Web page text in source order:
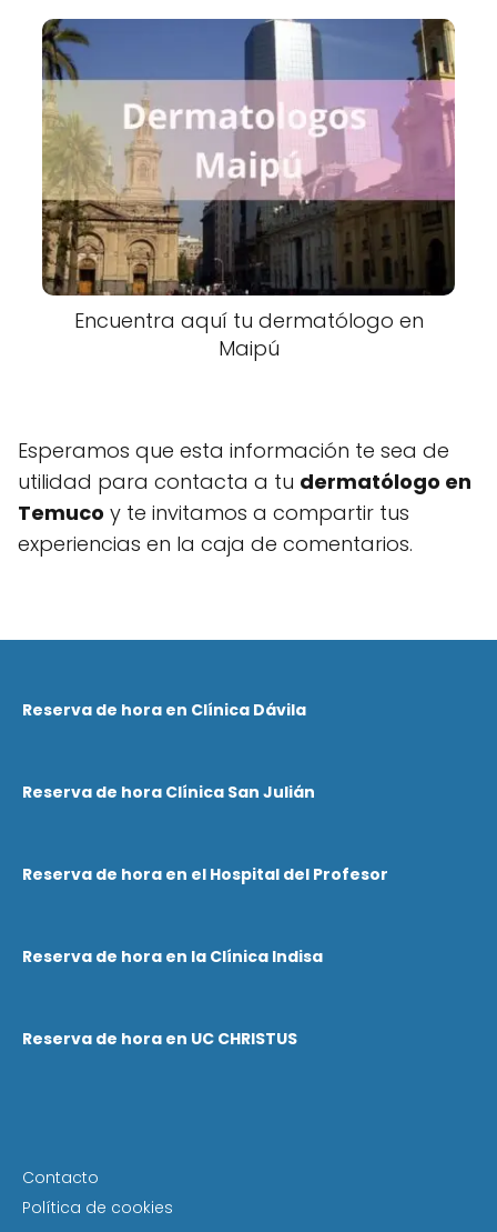
Encuentra aquí tu dermatólogo en
Maipú
Esperamos que esta información te sea de
utilidad para contacta a tu dermatólogo en
Temuco y te invitamos a compartir tus
experiencias en la caja de comentarios.
Reserva de hora en Clínica Dávila
Reserva de hora Clínica San Julián
Reserva de hora en el Hospital del Profesor
Reserva de hora en la Clínica Indisa
Reserva de hora en UC CHRISTUS
Contacto
Política de cookies